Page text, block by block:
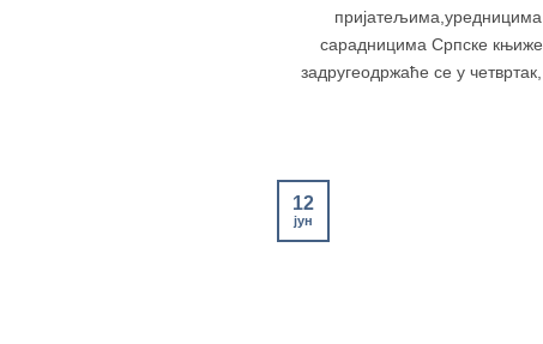
сарадницима Српске
задругеодржаће се у
12
јун